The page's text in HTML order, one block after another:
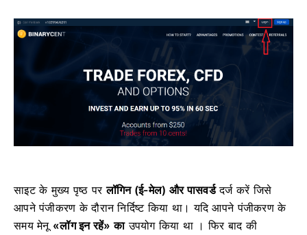
साइट के मुख्य पृष्ठ परलॉगिन (ई-मेल) और पासवर्डदर्ज करें जिसे
आपने पंजीकरण के दौरान निर्दिष्ट किया था।यदि आपने पंजीकरण के
समय मेनू «लॉग इन रहें» काउपयोग किया था ।फिर बाद की